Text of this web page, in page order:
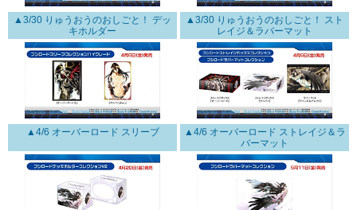
▲3/30 りゅうおうのおしごと！ デッ
キホルダー
▲3/30 りゅうおうのおしごと！ スト
レイジ＆ラバーマット
▲4/6 オーバーロード スリーブ
▲4/6 オーバーロード ストレイジ＆ラ
バーマット